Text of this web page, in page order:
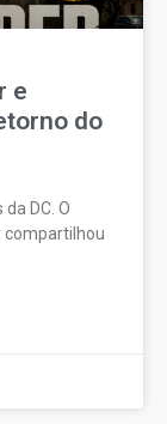
e
do
DC. O
compartilhou